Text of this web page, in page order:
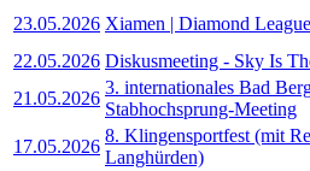
23.05.2026 Xiamen | Diamond
22.05.2026 Diskusmeeting - Sky Is
21.05.2026
3. internationales Bad
Stabhochsprung-Meeting
17.05.2026
8. Klingensportfest (mit
Langhürden)